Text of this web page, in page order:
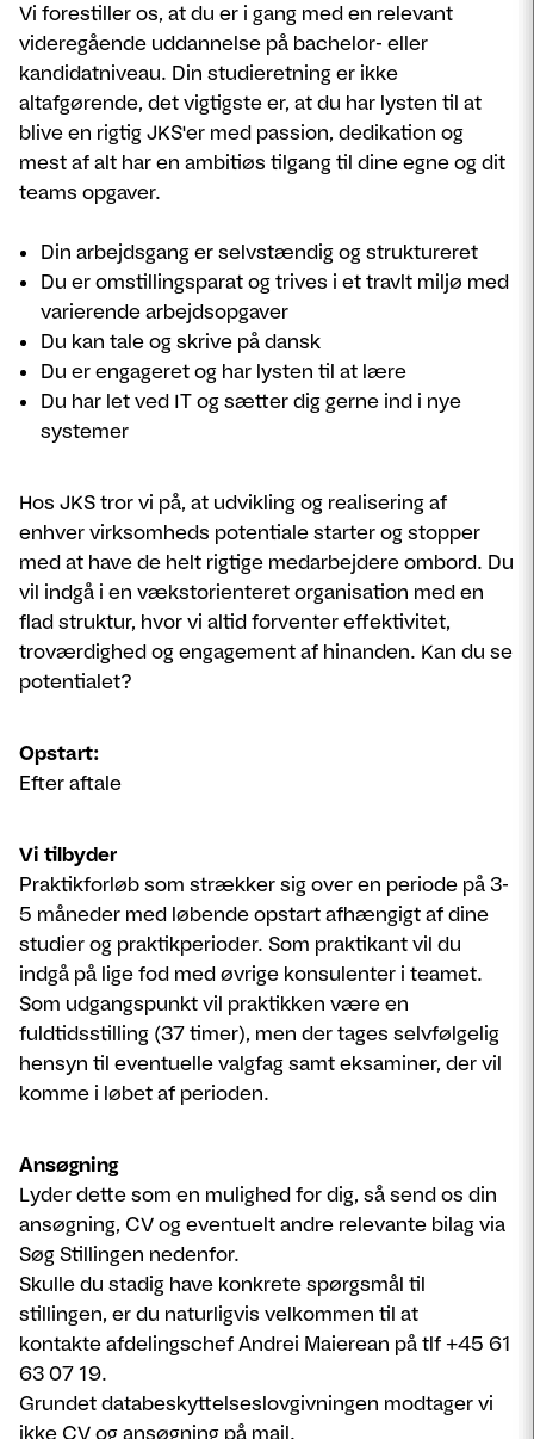
Vi forestiller os, at du er i gang med en relevant
videregående uddannelse på bachelor- eller
kandidatniveau. Din studieretning er ikke
altafgørende, det vigtigste er, at du har lysten til at
blive en rigtig JKS'er med passion, dedikation og
mest af alt har en ambitiøs tilgang til dine egne og dit
teams opgaver.
Din arbejdsgang er selvstændig og struktureret
Du er omstillingsparat og trives i et travlt miljø med
varierende arbejdsopgaver
Du kan tale og skrive på dansk
Du er engageret og har lysten til at lære
Du har let ved IT og sætter dig gerne ind i nye
systemer
Hos JKS tror vi på, at udvikling og realisering af
enhver virksomheds potentiale starter og stopper
med at have de helt rigtige medarbejdere ombord. Du
vil indgå i en vækstorienteret organisation med en
flad struktur, hvor vi altid forventer effektivitet,
troværdighed og engagement af hinanden. Kan du se
potentialet?
Opstart:
Efter aftale
Vi tilbyder
Praktikforløb som strækker sig over en periode på 3-
5 måneder med løbende opstart afhængigt af dine
studier og praktikperioder. Som praktikant vil du
indgå på lige fod med øvrige konsulenter i teamet.
Som udgangspunkt vil praktikken være en
fuldtidsstilling (37 timer), men der tages selvfølgelig
hensyn til eventuelle valgfag samt eksaminer, der vil
komme i løbet af perioden.
Ansøgning
Lyder dette som en mulighed for dig, så send os din
ansøgning, CV og eventuelt andre relevante bilag via
Søg Stillingen nedenfor.
Skulle du stadig have konkrete spørgsmål til
stillingen, er du naturligvis velkommen til at
kontakte afdelingschef Andrei Maierean på tlf +45 61
63 07 19.
Grundet databeskyttelseslovgivningen modtager vi
ikke CV og ansøgning på mail.